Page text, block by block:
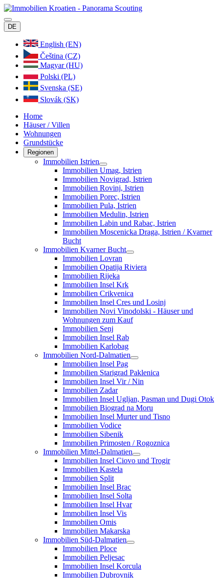
DE
English (EN)
Čeština (CZ)
Magyar (HU)
Polski (PL)
Svenska (SE)
Slovák (SK)
Home
Häuser / Villen
Wohnungen
Grundstücke
Regionen
Immobilien Istrien
Immobilien Umag, Istrien
Immobilien Novigrad, Istrien
Immobilien Rovinj, Istrien
Immobilien Porec, Istrien
Immobilien Pula, Istrien
Immobilien Medulin, Istrien
Immobilien Labin und Rabac, Istrien
Immobilien Moscenicka Draga, Istrien / Kvarner
Bucht
Immobilien Kvarner Bucht
Immobilien Lovran
Immobilien Opatija Riviera
Immobilien Rijeka
Immobilien Insel Krk
Immobilien Crikvenica
Immobilien Insel Cres und Losinj
Immobilien Novi Vinodolski - Häuser und
Wohnungen zum Kauf
Immobilien Senj
Immobilien Insel Rab
Immobilien Karlobag
Immobilien Nord-Dalmatien
Immobilien Insel Pag
Immobilien Starigrad Paklenica
Immobilien Insel Vir / Nin
Immobilien Zadar
Immobilien Insel Ugljan, Pasman und Dugi Otok
Immobilien Biograd na Moru
Immobilien Insel Murter und Tisno
Immobilien Vodice
Immobilien Sibenik
Immobilien Primosten / Rogoznica
Immobilien Mittel-Dalmatien
Immobilien Insel Ciovo und Trogir
Immobilien Kastela
Immobilien Split
Immobilien Insel Brac
Immobilien Insel Solta
Immobilien Insel Hvar
Immobilien Insel Vis
Immobilien Omis
Immobilien Makarska
Immobilien Süd-Dalmatien
Immobilien Ploce
Immobilien Peljesac
Immobilien Insel Korcula
Immobilien Dubrovnik